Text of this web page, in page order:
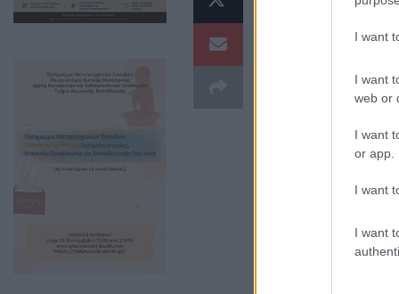
I want
I want
web or
I want
or app.
I want
I want
Με νέα